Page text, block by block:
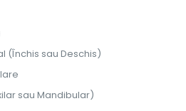
(Închis sau Deschis)
sau Mandibular)